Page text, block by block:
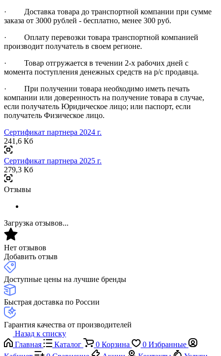
· Доставка товара до транспортной компании при сумме
заказа от 3000 рублей - бесплатно, менее 300 руб.
· Оплату перевозки товара транспортной компанией
производит получатель в своем регионе.
· Товар отгружается в течении 2-х рабочих дней с
момента поступления денежных средств на р/с продавца.
· При получении товара необходимо иметь печать
компании или доверенность на получение товара в случае,
если получатель Юридическое лицо; или паспорт, если
получатель Физическое лицо.
Сертификат партнера 2024 г.
241,6 Кб
Сертификат партнера 2025 г.
279,3 Кб
Отзывы
Загрузка отзывов...
Нет отзывов
Добавить отзыв
Доступные цены на лучшие бренды
Быстрая доставка по России
Гарантия качества от производителей
Назад к списку
Главная
Каталог 0 Корзина 0 Избранные